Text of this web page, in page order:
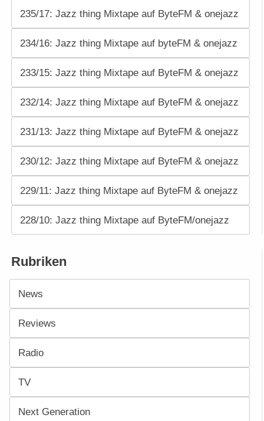
235/17: Jazz thing Mixtape auf ByteFM & onejazz
234/16: Jazz thing Mixtape auf byteFM & onejazz
233/15: Jazz thing Mixtape auf ByteFM & onejazz
232/14: Jazz thing Mixtape auf ByteFM & onejazz
231/13: Jazz thing Mixtape auf ByteFM & onejazz
230/12: Jazz thing Mixtape auf ByteFM & onejazz
229/11: Jazz thing Mixtape auf ByteFM & onejazz
228/10: Jazz thing Mixtape auf ByteFM/onejazz
Rubriken
News
Reviews
Radio
TV
Next Generation